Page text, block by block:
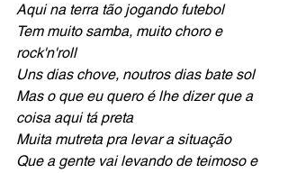
Aqui na terra tão jogando futebol
Tem muito samba, muito choro e
rock'n'roll
Uns dias chove, noutros dias bate sol
Mas o que eu quero é lhe dizer que a
coisa aqui tá preta
Muita mutreta pra levar a situação
Que a gente vai levando de teimoso e